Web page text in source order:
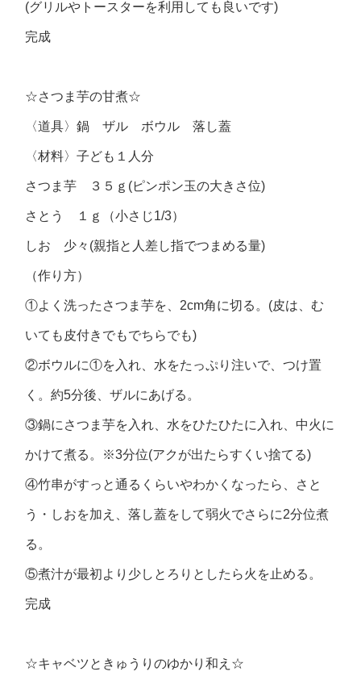
(グリルやトースターを利用しても良いです)
完成
☆さつま芋の甘煮☆
〈道具〉鍋 ザル ボウル 落し蓋
〈材料〉子ども１人分
さつま芋 ３５ｇ(ピンポン玉の大きさ位)
さとう １ｇ（小さじ1/3）
しお 少々(親指と人差し指でつまめる量)
（作り方）
①よく洗ったさつま芋を、2cm角に切る。(皮は、む
いても皮付きでもでちらでも)
②ボウルに①を入れ、水をたっぷり注いで、つけ置
く。約5分後、ザルにあげる。
③鍋にさつま芋を入れ、水をひたひたに入れ、中火に
かけて煮る。※3分位(アクが出たらすくい捨てる)
④竹串がすっと通るくらいやわかくなったら、さと
う・しおを加え、落し蓋をして弱火でさらに2分位煮
る。
⑤煮汁が最初より少しとろりとしたら火を止める。
完成
☆キャベツときゅうりのゆかり和え☆